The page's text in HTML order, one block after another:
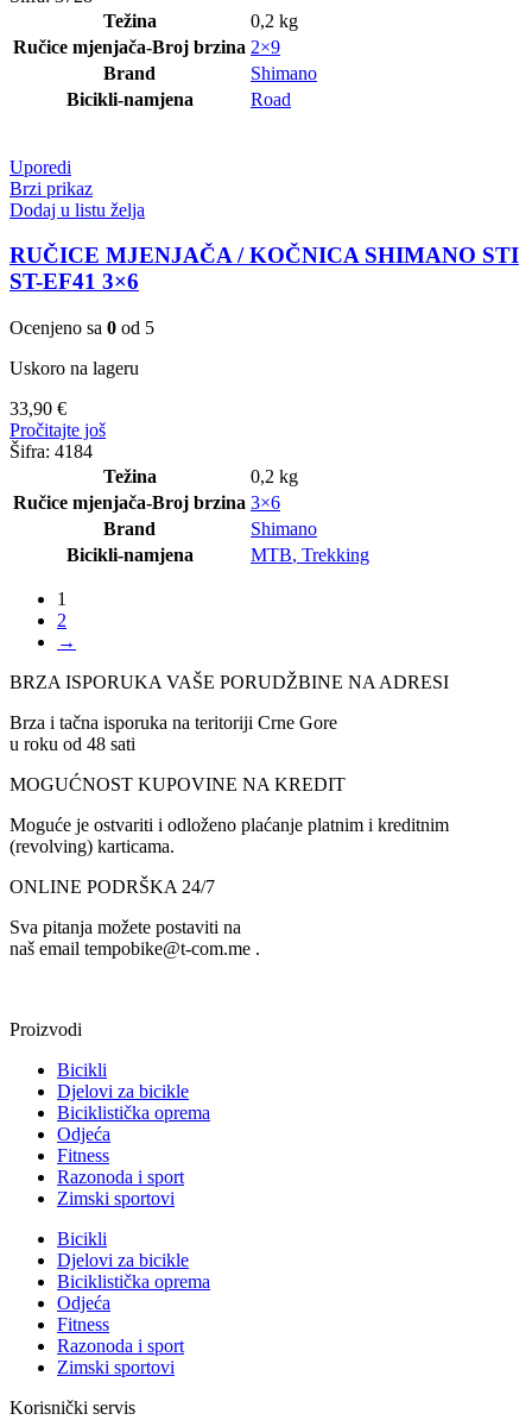
Težina
0,2 kg
Ručice mjenjača-Broj brzina 2×9
Brand
Shimano
Bicikli-namjena
Road
Uporedi
Brzi prikaz
Dodaj u listu želja
RUČICE MJENJAČA / KOČNICA SHIMANO STI
ST-EF41 3×6
Ocenjeno sa 0 od 5
Uskoro na lageru
33,90 €
Pročitajte još
Šifra: 4184
Težina
0,2 kg
Ručice mjenjača-Broj brzina 3×6
Brand
Shimano
Bicikli-namjena
MTB, Trekking
1
2
→
BRZA ISPORUKA VAŠE PORUDŽBINE NA ADRESI
Brza i tačna isporuka na teritoriji Crne Gore
u roku od 48 sati
MOGUĆNOST KUPOVINE NA KREDIT
Moguće je ostvariti i odloženo plaćanje platnim i kreditnim
(revolving) karticama.
ONLINE PODRŠKA 24/7
Sva pitanja možete postaviti na
naš email tempobike@t-com.me .
Proizvodi
Bicikli
Djelovi za bicikle
Biciklistička oprema
Odjeća
Fitness
Razonoda i sport
Zimski sportovi
Bicikli
Djelovi za bicikle
Biciklistička oprema
Odjeća
Fitness
Razonoda i sport
Zimski sportovi
Korisnički servis